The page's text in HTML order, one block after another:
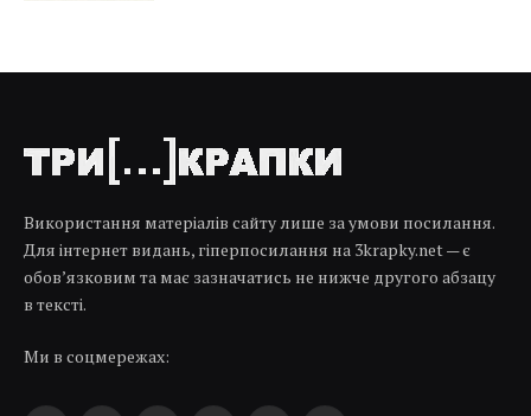
Використання матеріалів сайту лише за умови посилання.
Для інтернет видань, гіперпосилання на 3krapky.net — є
обов’язковим та має зазначатись не нижче другого абзацу
в тексті.
Ми в соцмережах: